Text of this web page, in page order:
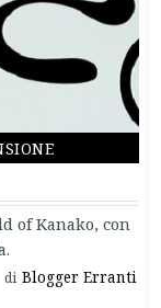
of Kanako, con
di Blogger Erranti